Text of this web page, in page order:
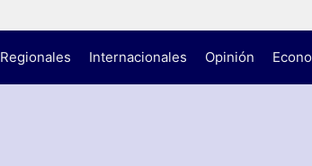
Regionales Internacionales Opinión